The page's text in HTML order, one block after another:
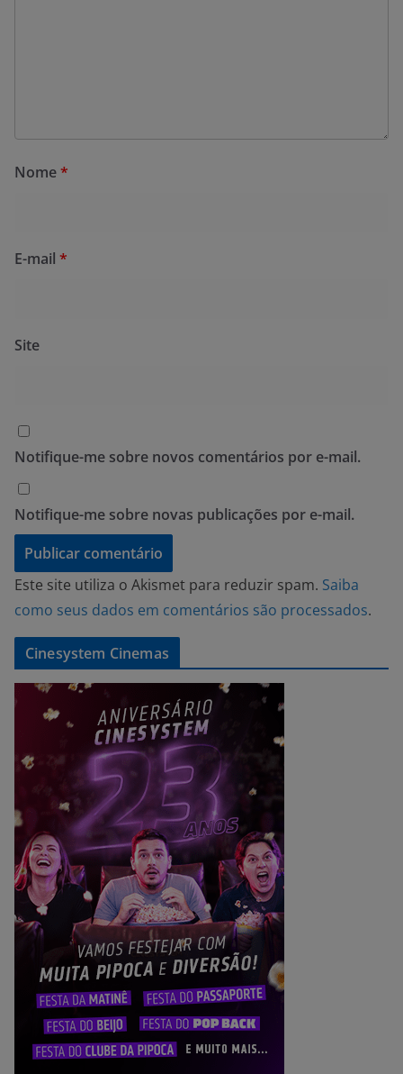
Nome*
E-mail *
Site
Notifique-me sobre novos comentários por e-mail.
Notifique-me sobre novas publicações por e-mail.
Este site utiliza o Akismet para reduzir spam. Saiba
como seus dados em comentários são processados.
Cinesystem Cinemas